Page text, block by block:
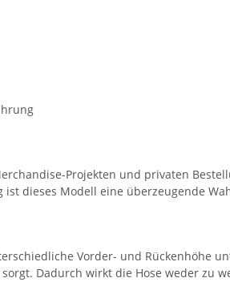
Projekten und privaten
dieses Modell eine überzeugende
Vorder- und Rückenhöhe
Dadurch wirkt die Hose weder zu